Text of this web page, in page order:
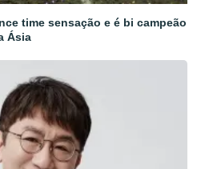
time sensação e é bi campeão
Ásia